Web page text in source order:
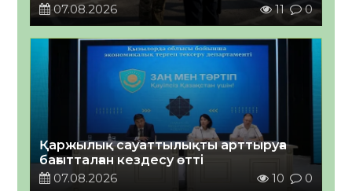
07.08.2026
11 0
Қаржылық сауаттылықты арттыруға
бағытталған кездесу өтті
07.08.2026
10 0